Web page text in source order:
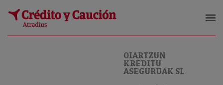
OIARTZUN KREDITU ASEGURUAK
OIARTZUN
KREDITU
ASEGURUAK SL